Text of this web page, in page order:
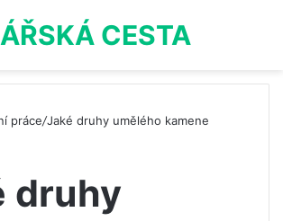
CESTA
práce/Jaké druhy umělého kamene
druhy